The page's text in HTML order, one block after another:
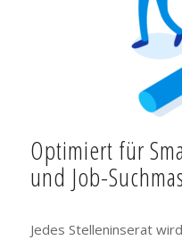
Optimiert für
und Job-
Jedes Stelleninserat